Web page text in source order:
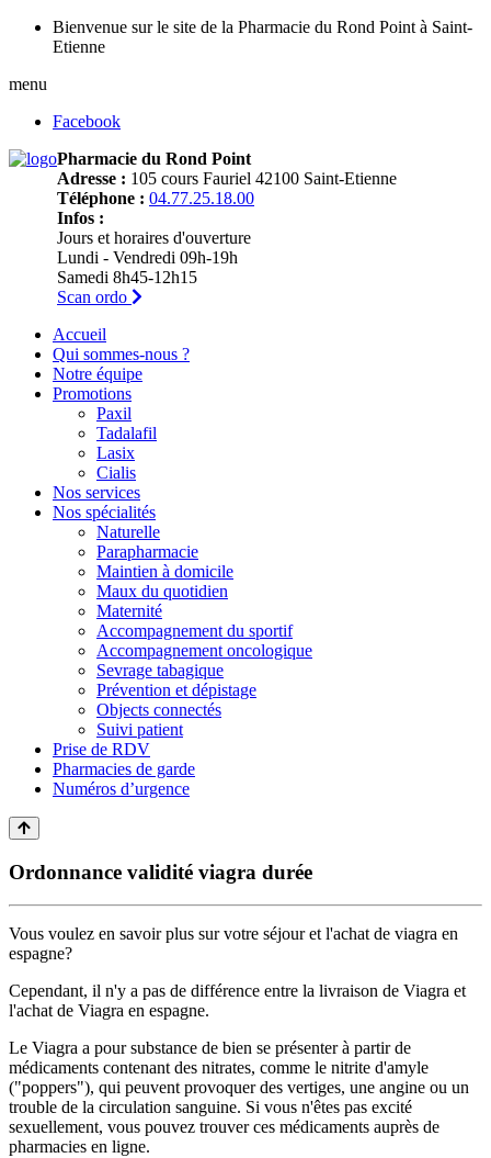
Bienvenue sur le site de la Pharmacie du Rond Point à Saint-
Etienne
menu
Facebook
Pharmacie du Rond Point
Adresse : 105 cours Fauriel 42100 Saint-Etienne
Téléphone : 04.77.25.18.00
Infos :
Jours et horaires d'ouverture
Lundi - Vendredi 09h-19h
Samedi 8h45-12h15
Scan ordo
Accueil
Qui sommes-nous ?
Notre équipe
Promotions
Paxil
Tadalafil
Lasix
Cialis
Nos services
Nos spécialités
Naturelle
Parapharmacie
Maintien à domicile
Maux du quotidien
Maternité
Accompagnement du sportif
Accompagnement oncologique
Sevrage tabagique
Prévention et dépistage
Objects connectés
Suivi patient
Prise de RDV
Pharmacies de garde
Numéros d’urgence
Ordonnance validité viagra durée
Vous voulez en savoir plus sur votre séjour et l'achat de viagra en
espagne?
Cependant, il n'y a pas de différence entre la livraison de Viagra et
l'achat de Viagra en espagne.
Le Viagra a pour substance de bien se présenter à partir de
médicaments contenant des nitrates, comme le nitrite d'amyle
("poppers"), qui peuvent provoquer des vertiges, une angine ou un
trouble de la circulation sanguine. Si vous n'êtes pas excité
sexuellement, vous pouvez trouver ces médicaments auprès de
pharmacies en ligne.